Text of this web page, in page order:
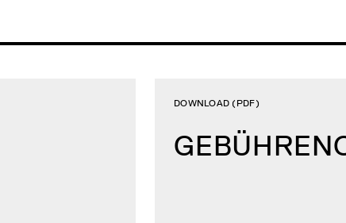
DOWNLOAD (PDF)